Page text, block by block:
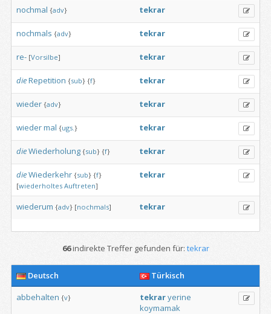
nochmal {adv} tekrar
nochmals {adv} tekrar
re- [Vorsilbe] tekrar
dieRepetition {sub} {f} tekrar
wieder {adv} tekrar
wiedermal {ugs.} tekrar
dieWiederholung {sub} {f} tekrar
dieWiederkehr {sub} {f}
[wiederholtes Auftreten]
tekrar
wiederum {adv} [nochmals] tekrar
66indirekte Treffer gefunden für: tekrar
Deutsch
Türkisch
abbehalten {v} tekraryerine
koymamak